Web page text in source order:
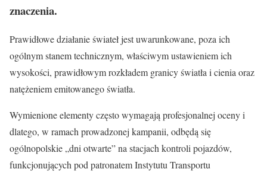
znaczenia.
Prawidłowe działanie świateł jest uwarunkowane, poza ich
ogólnym stanem technicznym, właściwym ustawieniem ich
wysokości, prawidłowym rozkładem granicy światła i cienia oraz
natężeniem emitowanego światła.
Wymienione elementy często wymagają profesjonalnej oceny i
dlatego, w ramach prowadzonej kampanii, odbędą się
ogólnopolskie „dni otwarte” na stacjach kontroli pojazdów,
funkcjonujących pod patronatem Instytutu Transportu